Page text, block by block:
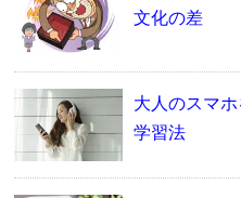
文化の差
大人のスマ
学習法